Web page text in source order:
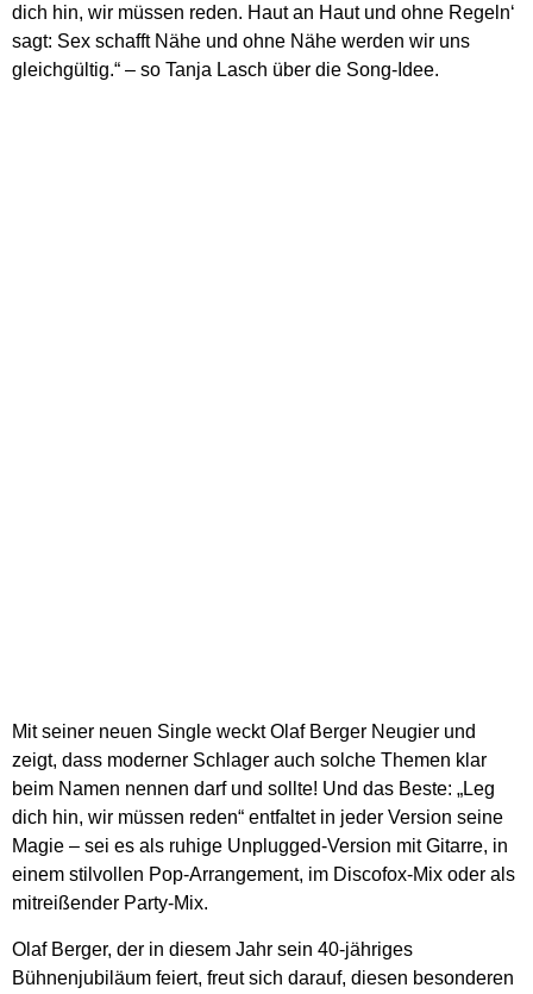
dich hin, wir müssen reden. Haut an Haut und ohne Regeln‘
sagt: Sex schafft Nähe und ohne Nähe werden wir uns
gleichgültig.“ – so Tanja Lasch über die Song-Idee.
Mit seiner neuen Single weckt Olaf Berger Neugier und
zeigt, dass moderner Schlager auch solche Themen klar
beim Namen nennen darf und sollte! Und das Beste: „Leg
dich hin, wir müssen reden“ entfaltet in jeder Version seine
Magie – sei es als ruhige Unplugged-Version mit Gitarre, in
einem stilvollen Pop-Arrangement, im Discofox-Mix oder als
mitreißender Party-Mix.
Olaf Berger, der in diesem Jahr sein 40-jähriges
Bühnenjubiläum feiert, freut sich darauf, diesen besonderen